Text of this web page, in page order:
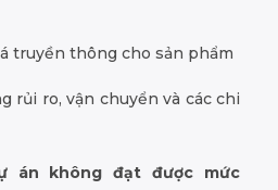
truyền thông cho sản phẩm
rủi ro, vận chuyển và các chi
án không đạt được mức